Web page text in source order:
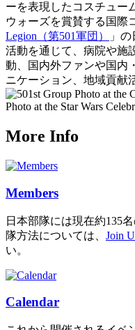
ーを表現したコスチュー
ウォーズを賞賛する国際
Legion（第501軍団）
」
活動を通じて、病院や施
動、国内外ファンや国内
ニケーション、地域貢献
Photo at the Star Wars
More Info
Members
日本部隊には現在約135
隊方法については、 Join
い。
Calendar